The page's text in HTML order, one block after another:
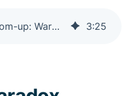
Das Ende des Bottom-up: Warum CIOs jetzt radikal umdenken müssen 3:25